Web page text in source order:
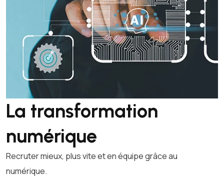
La transformation
numérique
Recruter mieux, plus vite et en équipe grâce au
numérique.